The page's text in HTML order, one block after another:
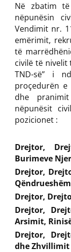
Në zbatim
nëpunësin
Vendimit nr.
emërimit,
të
civilë të
TND-së” i
proçedurën e
dhe
nëpunësit
pozicionet :
Drejtor,
Burimeve
Drejtor,
Drejtor,
Drejtor,
Arsimit,
Drejtor,
dhe